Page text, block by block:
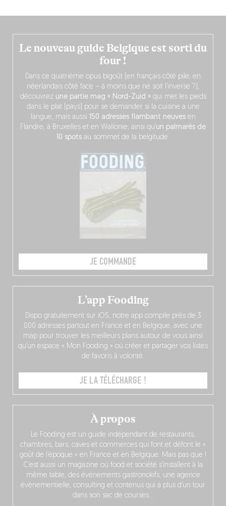
Le nouveau guide Belgique est sorti du
four !
Dans ce quatrième opus bigoût (en français côté pile, en
néerlandais côté face – à moins que ne soit l’inverse ?),
découvrez une partie mag « Nord-Zuid » qui met les pieds
dans le plat (pays) pour se demander si la cuisine a une
langue, mais aussi 150 adresses flambant neuvesen
Flandre, à Bruxelles et en Wallonie, ainsi qu’un palmarès de
10 spots au sommet de la belgitude.
JE COMMANDE
À propos
Le Fooding est un guide indépendant de restaurants,
chambres, bars, caves et commerces qui font et défont le «
goût de l’époque » en France et en Belgique. Mais pas que !
C’est aussi un magazine où food et société s’installent à la
même table, des événements gastronokifs, une agence
événementielle, consulting et contenus qui a plus d’un tour
dans son sac de courses…
L’app Fooding
Dispo gratuitement sur iOS, notre app compile près de 3
000 adresses partout en France et en Belgique, avec une
map pour trouver les meilleurs plans autour de vous ainsi
qu’un espace « Mon Fooding » où créer et partager vos listes
de favoris à volonté.
JE LA TÉLÉCHARGE !